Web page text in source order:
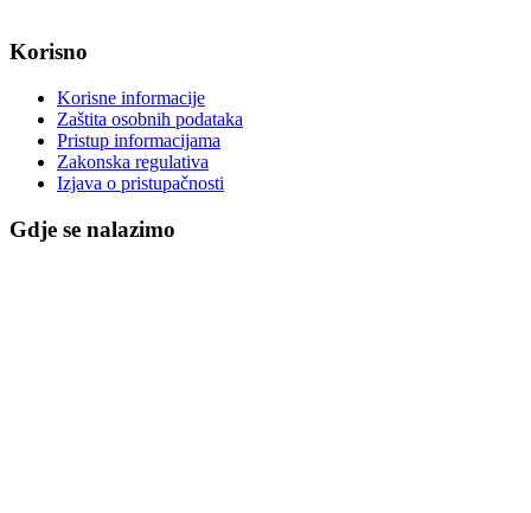
Korisno
Korisne informacije
Zaštita osobnih podataka
Pristup informacijama
Zakonska regulativa
Izjava o pristupačnosti
Gdje se nalazimo